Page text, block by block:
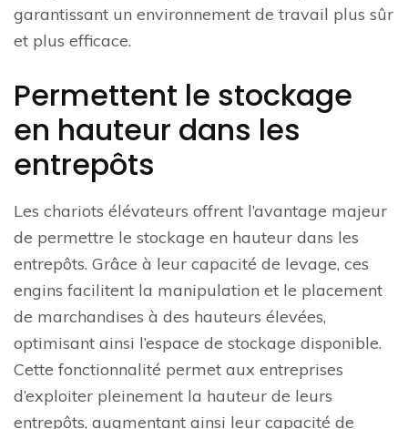
garantissant un environnement de travail plus sûr
et plus efficace.
Permettent le stockage
en hauteur dans les
entrepôts
Les chariots élévateurs offrent l’avantage majeur
de permettre le stockage en hauteur dans les
entrepôts. Grâce à leur capacité de levage, ces
engins facilitent la manipulation et le placement
de marchandises à des hauteurs élevées,
optimisant ainsi l’espace de stockage disponible.
Cette fonctionnalité permet aux entreprises
d’exploiter pleinement la hauteur de leurs
entrepôts, augmentant ainsi leur capacité de